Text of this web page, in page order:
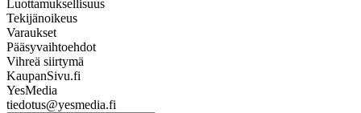
Luottamuksellisuus
Tekijänoikeus
Varaukset
Pääsyvaihtoehdot
Vihreä siirtymä
KaupanSivu.fi
YesMedia
tiedotus@yesmedia.fi